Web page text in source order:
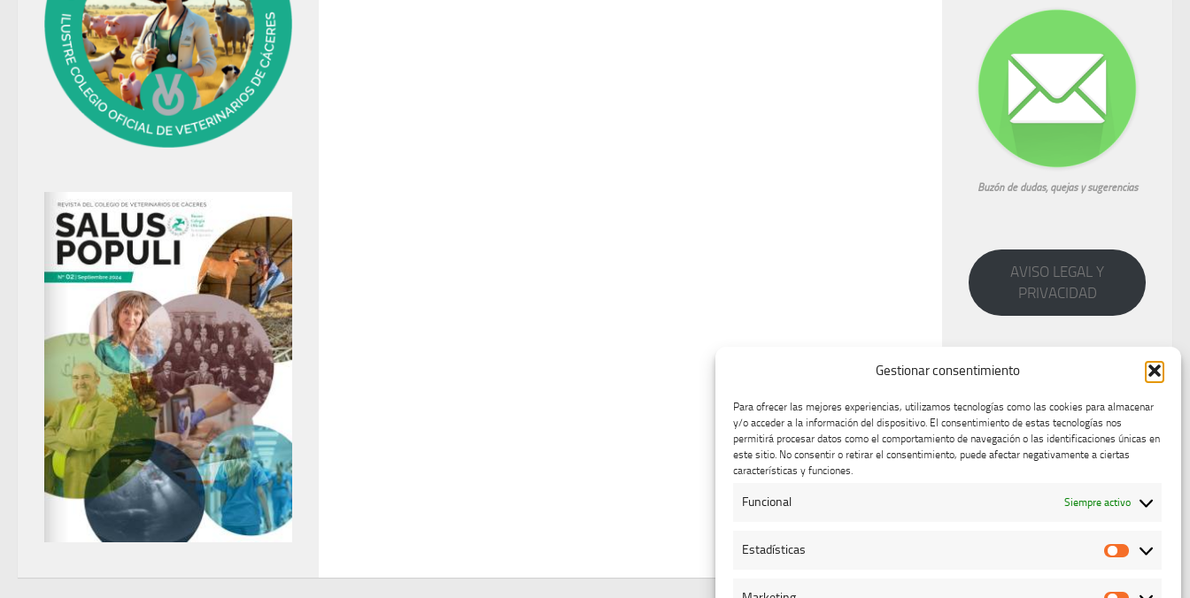
Gestionar consentimiento
Para ofrecer las mejores experiencias, utilizamos tecnologías como las cookies para almacenar
y/o acceder a la información del dispositivo. El consentimiento de estas tecnologías nos
permitirá procesar datos como el comportamiento de navegación o las identificaciones únicas en
este sitio. No consentir o retirar el consentimiento, puede afectar negativamente a ciertas
características y funciones.
Funcional Siempre activo
Estadísticas
Buzón de dudas, quejas y sugerencias
AVISO LEGAL Y
PRIVACIDAD